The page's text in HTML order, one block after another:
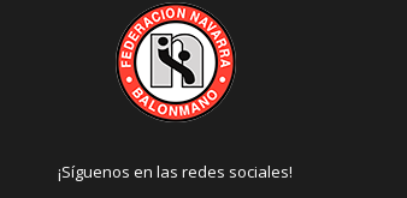
¡Síguenos en las redes sociales!